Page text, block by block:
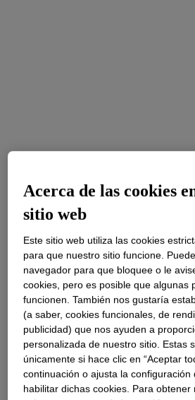
Acerca de las cookies
sitio web
Este sitio web utiliza las cookies
para que nuestro sitio funcione.
navegador para que bloquee o le
cookies, pero es posible que algunas
funcionen. También nos gustaría
(a saber, cookies funcionales, de
publicidad) que nos ayuden a
personalizada de nuestro sitio. Estas
únicamente si hace clic en “Aceptar
continuación o ajusta la configuración
habilitar dichas cookies. Para obtener